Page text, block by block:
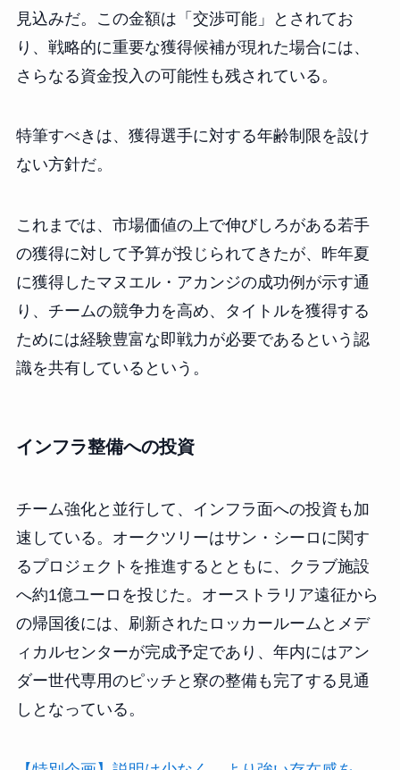
見込みだ。この金額は「交渉可能」とされてお
り、戦略的に重要な獲得候補が現れた場合には、
さらなる資金投入の可能性も残されている。
特筆すべきは、獲得選手に対する年齢制限を設け
ない方針だ。
これまでは、市場価値の上で伸びしろがある若手
の獲得に対して予算が投じられてきたが、昨年夏
に獲得したマヌエル・アカンジの成功例が示す通
り、チームの競争力を高め、タイトルを獲得する
ためには経験豊富な即戦力が必要であるという認
識を共有しているという。
インフラ整備への投資
チーム強化と並行して、インフラ面への投資も加
速している。オークツリーはサン・シーロに関す
るプロジェクトを推進するとともに、クラブ施設
へ約1億ユーロを投じた。オーストラリア遠征から
の帰国後には、刷新されたロッカールームとメデ
ィカルセンターが完成予定であり、年内にはアン
ダー世代専用のピッチと寮の整備も完了する見通
しとなっている。